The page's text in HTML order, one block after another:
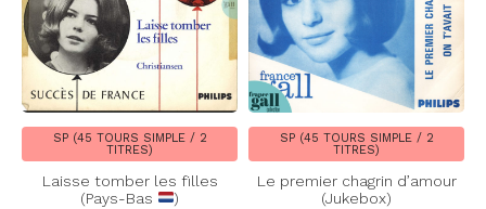
SP (45 TOURS SIMPLE / 2
TITRES)
Laisse tomber les filles
(Pays-Bas
)
SP (45 TOURS SIMPLE / 2
TITRES)
Le premier chagrin d’amour
(Jukebox)